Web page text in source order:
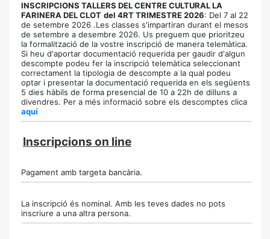
INSCRIPCIONS TALLERS DEL CENTRE CULTURAL LA
FARINERA DEL CLOT del 4RT TRIMESTRE 2026: Del 7 al 22
de setembre 2026 .Les classes s'impartiran durant el mesos
de setembre a desembre 2026. Us preguem que prioritzeu
la formalització de la vostre inscripció de manera telemàtica.
Si heu d'aportar documentació requerida per gaudir d'algun
descompte podeu fer la inscripció telemàtica seleccionant
correctament la tipologia de descompte a la qual podeu
optar i presentar la documentació requerida en els següents
5 dies hàbils de forma presencial de 10 a 22h de dilluns a
divendres. Per a més informació sobre els descomptes clica
aquí
Inscripcions on line
Pagament amb targeta bancària.
La inscripció és nominal. Amb les teves dades no pots
inscriure a una altra persona.